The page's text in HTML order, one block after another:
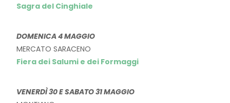
Sagra del Cinghiale
DOMENICA 4 MAGGIO
MERCATO SARACENO
Fiera dei Salumi e dei Formaggi
VENERDÌ 30 E SABATO 31 MAGGIO